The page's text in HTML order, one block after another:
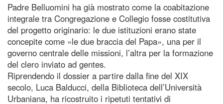
Padre Belluomini ha già mostrato come la coabitazione
integrale tra Congregazione e Collegio fosse costitutiva
del progetto originario: le due istituzioni erano state
concepite come «le due braccia del Papa», una per il
governo centrale delle missioni, l’altra per la formazione
del clero inviato ad gentes.
Riprendendo il dossier a partire dalla fine del XIX
secolo, Luca Balducci, della Biblioteca dell’Università
Urbaniana, ha ricostruito i ripetuti tentativi di